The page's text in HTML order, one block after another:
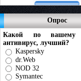
Опрос
Какой по вашему
антивирус, лучший?
Kaspersky
dr.Web
NOD 32
Symantec